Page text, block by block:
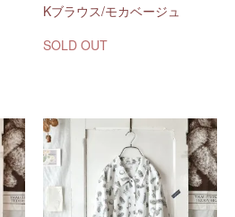
Kブラウス/モカベージュ
SOLD OUT